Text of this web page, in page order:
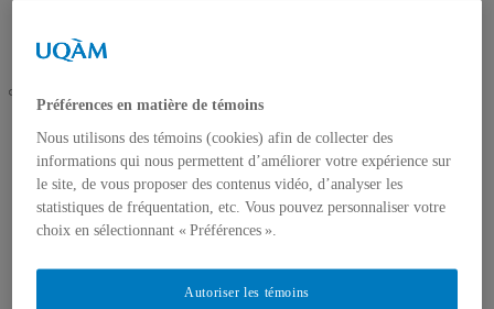
Recherche
Portail nordique
Expertises
Sciences humaines
Accueil
Formation
Préférences en matière de témoins
Nous utilisons des témoins (cookies) afin de collecter des
informations qui nous permettent d’améliorer votre expérience sur
le site, de vous proposer des contenus vidéo, d’analyser les
statistiques de fréquentation, etc. Vous pouvez personnaliser votre
choix en sélectionnant « Préférences ».
Autoriser les témoins